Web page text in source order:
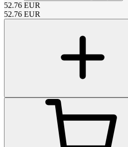
52.76 EUR
52.76 EUR